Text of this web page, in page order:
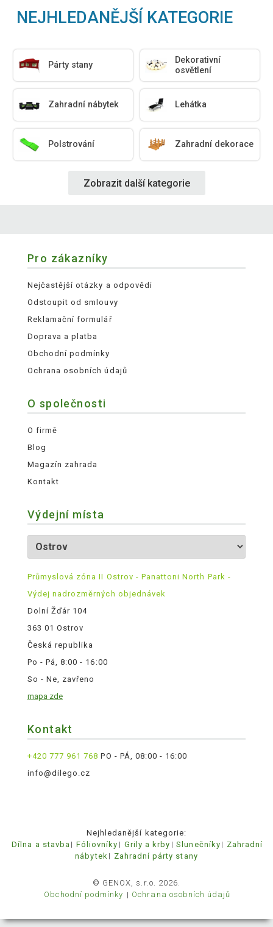
NEJHLEDANĚJŠÍ KATEGORIE
Párty stany
Dekorativní
osvětlení
Zahradní nábytek Lehátka
Polstrování Zahradní dekorace
Zobrazit další kategorie
Pro zákazníky
Nejčastější otázky a odpovědi
Odstoupit od smlouvy
Reklamační formulář
Doprava a platba
Obchodní podmínky
Ochrana osobních údajů
O společnosti
O firmě
Blog
Magazín zahrada
Kontakt
Výdejní místa
Průmyslová zóna II Ostrov - Panattoni North Park -
Výdej nadrozměrných objednávek
Dolní Žďár 104
363 01 Ostrov
Česká republika
Po - Pá, 8:00 - 16:00
So - Ne, zavřeno
mapa zde
Kontakt
+420 777 961 768 PO - PÁ, 08:00 - 16:00
info@dilego.cz
Nejhledanější kategorie:
Dílna a stavba
Fóliovníky Grily a krby Slunečníky
Zahradní
nábytek
Zahradní párty stany
© GENOX, s.r.o. 2026.
Obchodní podmínky
Ochrana osobních údajů